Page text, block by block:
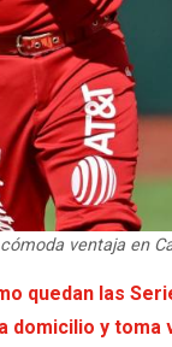
ventaja en
quedan las
domicilio y toma